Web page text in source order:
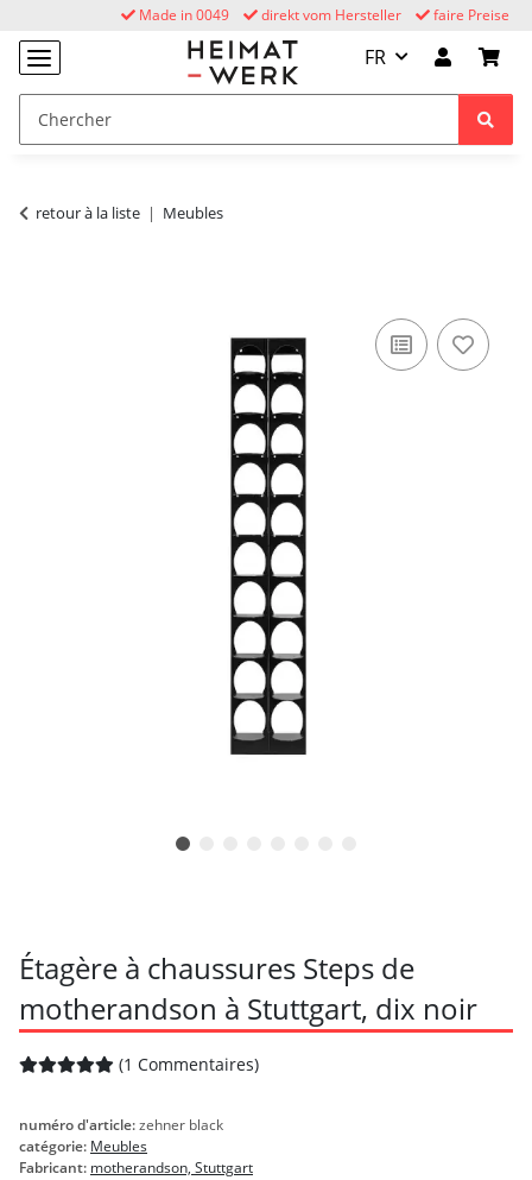
faire Preise
direkt vom Hersteller
Made in 0049
FR
retour à la liste Meubles
Étagère à chaussures Steps de
motherandson à Stuttgart, dix noir
(1 Commentaires)
numéro d'article:zehner black
catégorie: Meubles
Fabricant: motherandson, Stuttgart